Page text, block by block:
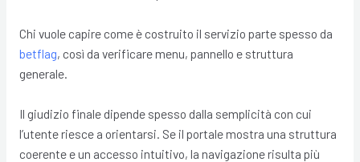
Chi vuole capire come è costruito il servizio parte spesso da
betflag, così da verificare menu, pannello e struttura
generale.
Il giudizio finale dipende spesso dalla semplicità con cui
l’utente riesce a orientarsi. Se il portale mostra una struttura
coerente e un accesso intuitivo, la navigazione risulta più